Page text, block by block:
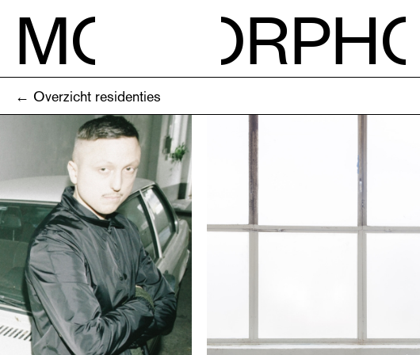
M RPH O
← Overzicht residenties